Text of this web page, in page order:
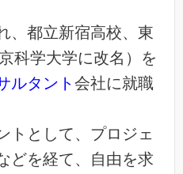
、都立新宿高校、東
科学大学に改名）を
ルタント 会社に就職
トとして、プロジェ
どを経て、自由を求